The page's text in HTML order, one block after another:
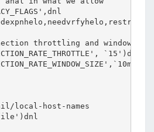
throttling and window
`15')dnl
local-host-names